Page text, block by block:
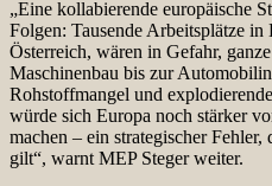
„Eine kollabierende europäische
Folgen: Tausende Arbeitsplätze in
Österreich, wären in Gefahr,
Maschinenbau bis zur
Rohstoffmangel und
würde sich Europa noch stärker
machen – ein strategischer
gilt“, warnt MEP Steger weiter.